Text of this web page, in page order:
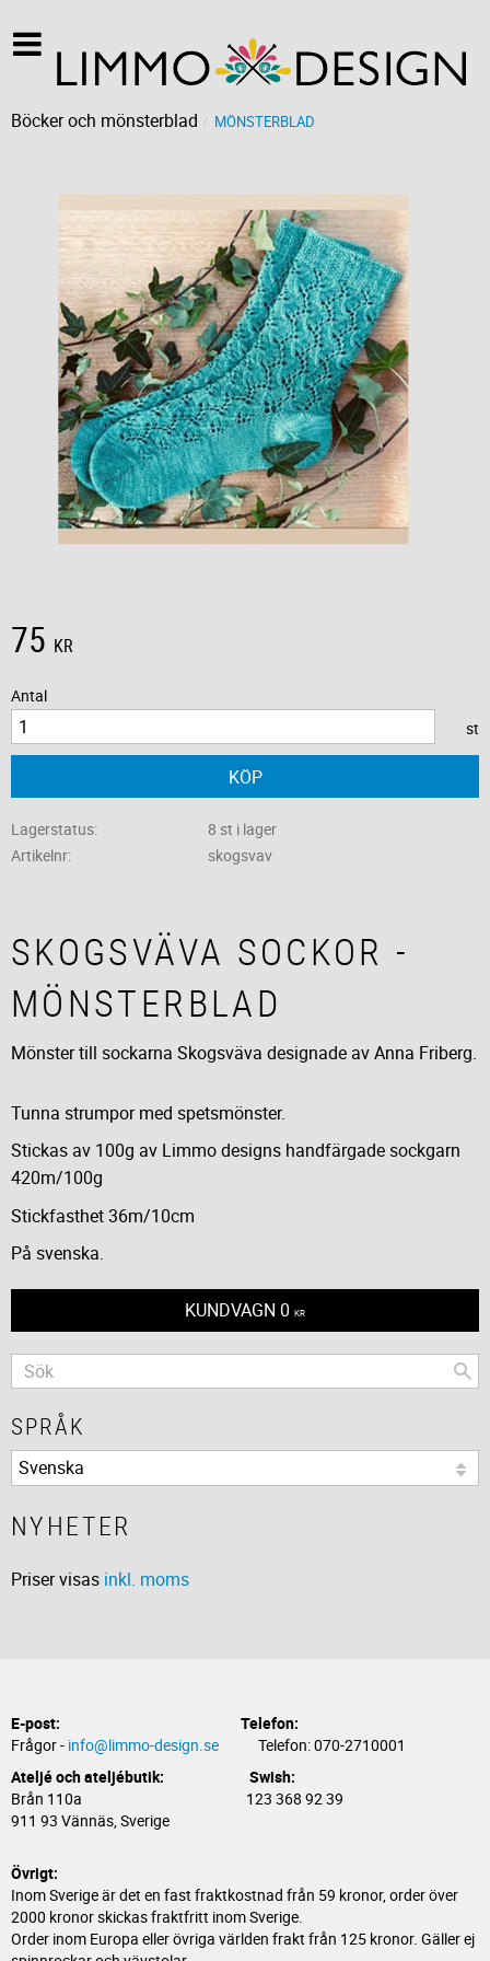
Böcker och mönsterblad MÖNSTERBLAD
75 KR
Antal
st
KÖP
Lagerstatus
8 st i lager
Artikelnr
skogsvav
SKOGSVÄVA SOCKOR -
MÖNSTERBLAD
Mönster till sockarna Skogsväva designade av Anna Friberg.
Tunna strumpor med spetsmönster.
Stickas av 100g av Limmo designs handfärgade sockgarn
420m/100g
Stickfasthet 36m/10cm
På svenska.
KUNDVAGN 0 KR
SPRÅK
NYHETER
Priser visas inkl. moms
E-post:
Telefon:
Frågor - info@limmo-design.se Telefon: 070-2710001
Ateljé och ateljébutik: Swish:
Brån 110a 123 368 92 39
911 93 Vännäs, Sverige
Övrigt:
Inom Sverige är det en fast fraktkostnad från 59 kronor, order över
2000 kronor skickas fraktfritt inom Sverige.
Order inom Europa eller övriga världen frakt från 125 kronor. Gäller ej